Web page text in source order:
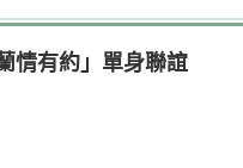
情有約」單身聯誼